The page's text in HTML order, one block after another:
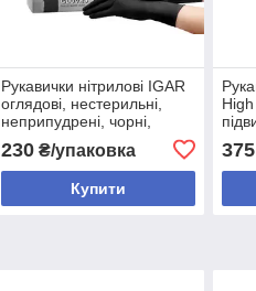
Рукавички нітрилові ІGAR
оглядові, нестерильні,
неприпудрені, чорні,
230₴/упаковка
Купити
High
375